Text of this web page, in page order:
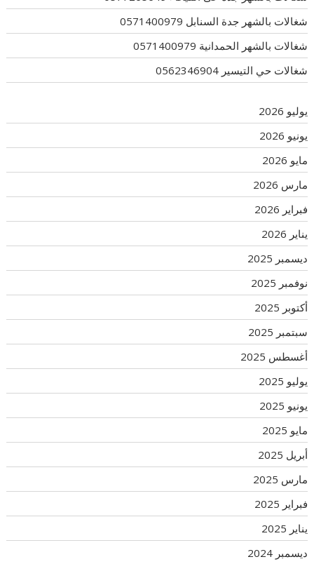
شغالات بالشهر جدة السنابل 0571400979
شغالات بالشهر الحمدانية 0571400979
شغالات حي التيسير 0562346904
يوليو 2026
يونيو 2026
مايو 2026
مارس 2026
فبراير 2026
يناير 2026
ديسمبر 2025
نوفمبر 2025
أكتوبر 2025
سبتمبر 2025
أغسطس 2025
يوليو 2025
يونيو 2025
مايو 2025
أبريل 2025
مارس 2025
فبراير 2025
يناير 2025
ديسمبر 2024